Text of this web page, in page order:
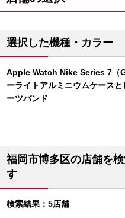
選択した機種・カラー
Apple Watch Nike Series 7（
ーライトアルミニウムケース
ーツバンド
福岡市博多区の店舗を
す
検索結果：5店舗